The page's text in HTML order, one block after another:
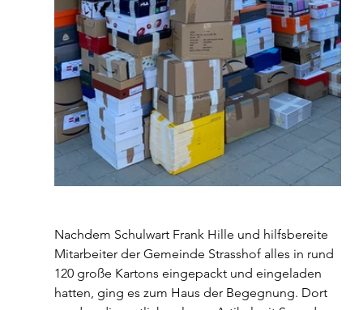
Nachdem Schulwart Frank Hille und hilfsbereite
Mitarbeiter der Gemeinde Strasshof alles in rund
120 große Kartons eingepackt und eingeladen
hatten, ging es zum Haus der Begegnung. Dort